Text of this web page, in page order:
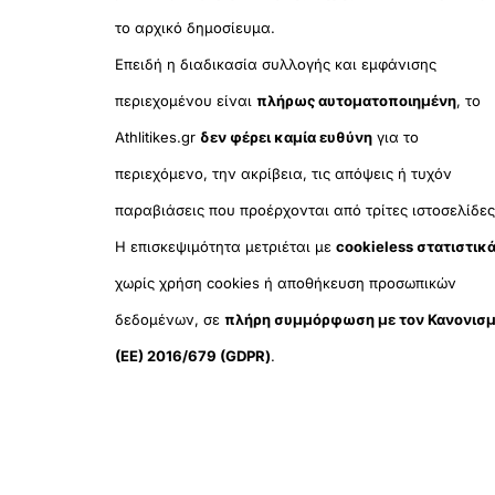
το αρχικό δημοσίευμα.
Επειδή η διαδικασία συλλογής και εμφάνισης
περιεχομένου είναι πλήρως αυτοματοποιημένη, το
Athlitikes.gr δεν φέρει καμία ευθύνηγια το
περιεχόμενο, την ακρίβεια, τις απόψεις ή τυχόν
παραβιάσεις που προέρχονται από τρίτες
Η επισκεψιμότητα μετριέται με cookieless στατιστικά
χωρίς χρήση cookies ή αποθήκευση προσωπικών
δεδομένων, σε πλήρη συμμόρφωση με τον
(ΕΕ) 2016/679 (GDPR).